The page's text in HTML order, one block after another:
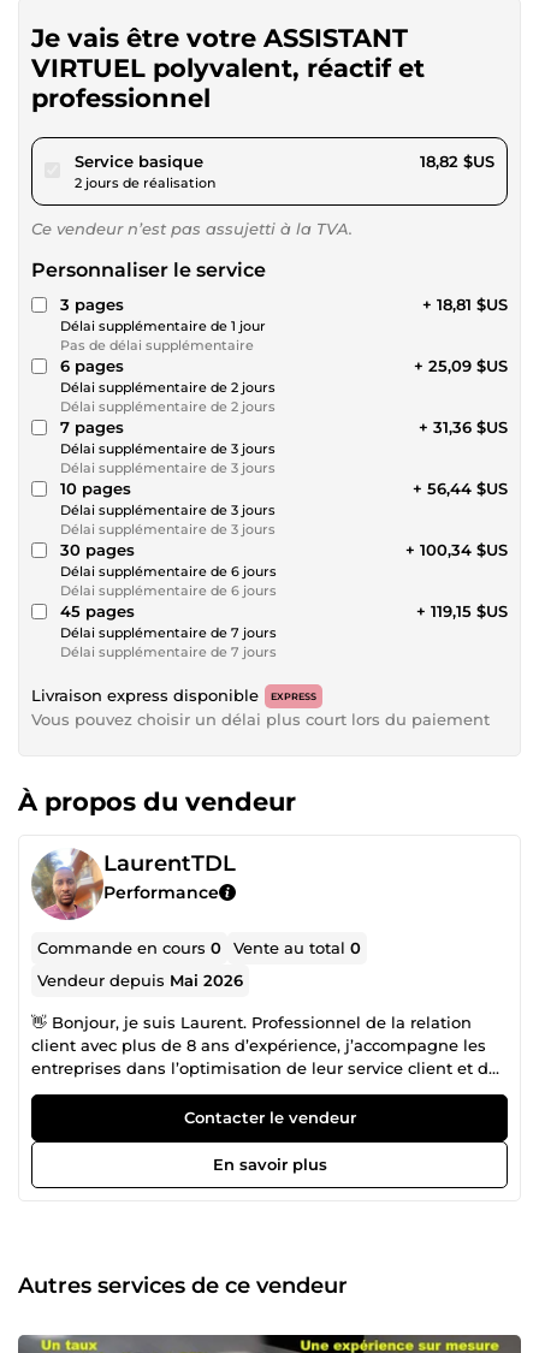
Je vais être votre ASSISTANT
VIRTUEL polyvalent, réactif et
professionnel
Service basiquepour 17,34 $US
2 jours de réalisation
18,82 $US
Ce vendeur n’est pas assujetti à la TVA.
Personnaliser le service
3 pages
Délai supplémentaire de 1 jour
Pas de délai supplémentaire
+ 18,81 $US
6 pages
Délai supplémentaire de 2 jours
Délai supplémentaire de 2 jours
+ 25,09 $US
7 pages
Délai supplémentaire de 3 jours
Délai supplémentaire de 3 jours
+ 31,36 $US
10 pages
Délai supplémentaire de 3 jours
Délai supplémentaire de 3 jours
+ 56,44 $US
30 pages
Délai supplémentaire de 6 jours
Délai supplémentaire de 6 jours
+ 100,34 $US
45 pages
Délai supplémentaire de 7 jours
Délai supplémentaire de 7 jours
+ 119,15 $US
Livraison express disponible EXPRESS
Vous pouvez choisir un délai plus court lors du paiement
À propos du vendeur
LaurentTDL
Performance
Commande en cours0 Vente au total0
Vendeur depuis Mai 2026
👋 Bonjour, je suis Laurent. Professionnel de la relation
client avec plus de 8 ans d’expérience, j’accompagne les
entreprises dans l’optimisation de leur service client et de
leurs tâches administratives. 🎯 Mon objectif est simple :
vous faire gagner du temps et améliorer votre productivité
grâce à un support fiable et structuré. 💡 Ce que je vous
propose • Gestion de la relation client : prise en charge de
vos échanges par chat, email et commentaires, avec des
tout support (PDF, notes manuscrites, images, audio) en
documents numériques exploitables. 👉 Vous avez un
d’éclaircissements ? Contactez-moi directement : je vous
Contacter le vendeur
En savoir plus
Autres services de ce vendeur